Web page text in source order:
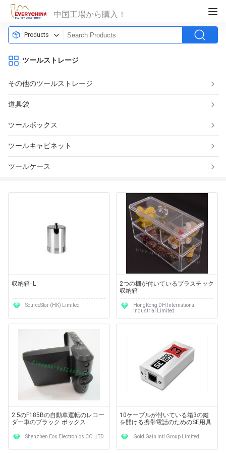
中国工場から購入！
Products
ツールストレージ
その他のツールストレージ
道具袋
ツールボックス
ツールキャビネット
ツールケース
収納箱- L
SourceStar (HK) Limited
2つの棚が付いているプラスチック
収納箱
HongKong DH International
Industrial Limited
2.5のF185Bの自動車運転のレコー
ダー車のブラック ボックス
Shenzhen Eos Electronics CO.,LTD
10ケーブルが付いている箱3の鍵
を開ける携帯電話のためのSE用具
Gold Gain Intl Group Limited